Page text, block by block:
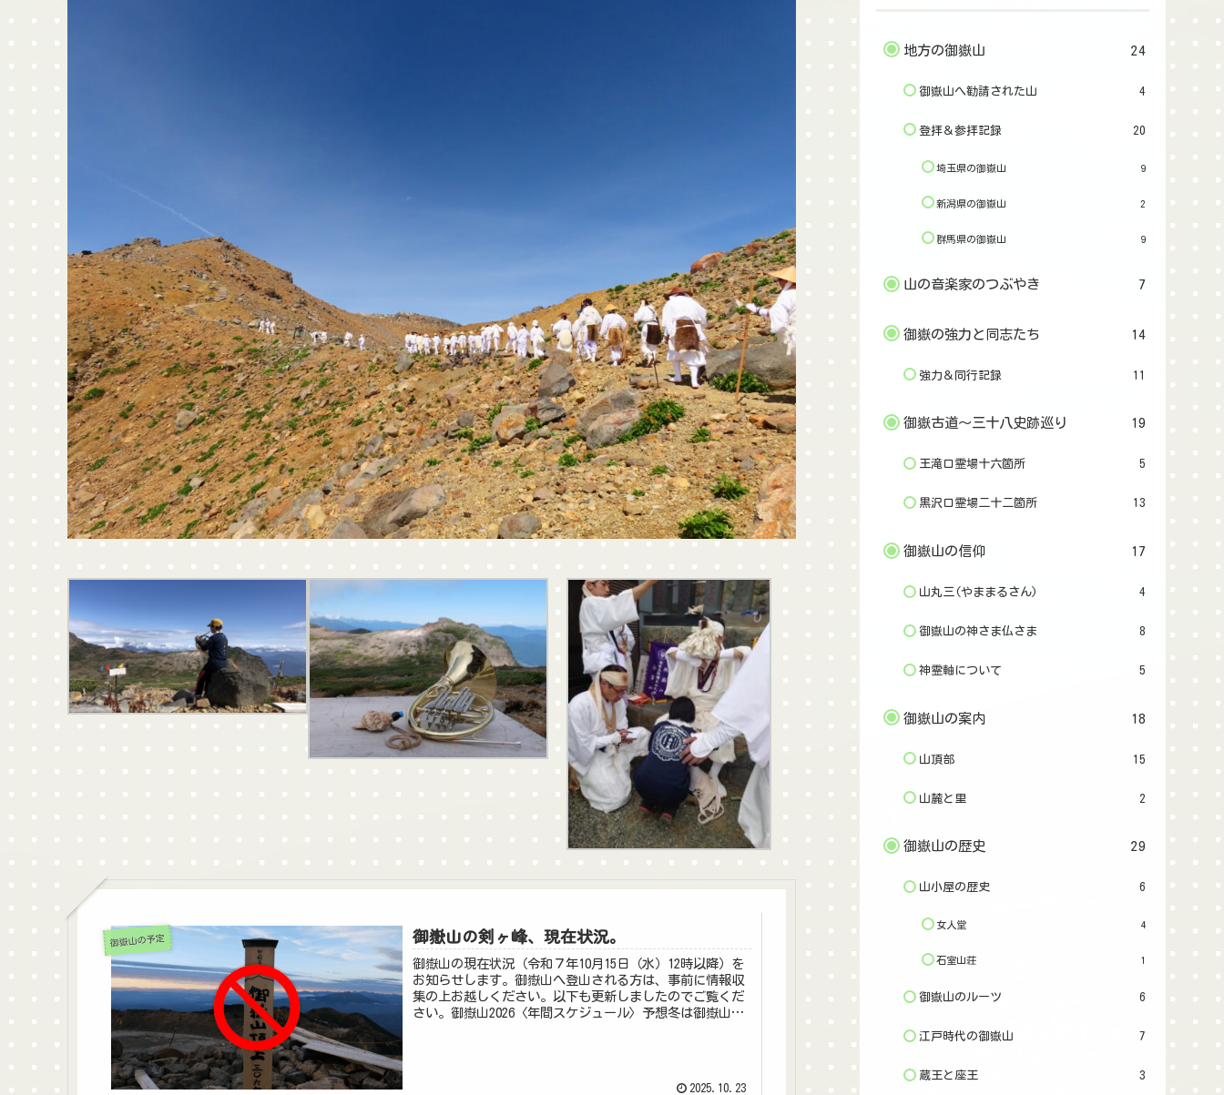
御嶽山の予定 御嶽山の剣ヶ峰、現在状況。
御嶽山の現在状況（令和７年10月15日（水）12時以降）を
お知らせします。御嶽山へ登山される方は、事前に情報収
集の上お越しください。以下も更新しましたのでご覧くだ
さい。御嶽山2026〈年間スケジュール〉予想冬は御嶽山へ
2025.10.23
地方の御嶽山 24
御嶽山へ勧請された山 4
登拝＆参拝記録 20
埼玉県の御嶽山 9
新潟県の御嶽山 2
群馬県の御嶽山 9
山の音楽家のつぶやき 7
御嶽の強力と同志たち 14
強力＆同行記録 11
御嶽古道〜三十八史跡巡り 19
王滝口霊場十六箇所 5
黒沢口霊場二十二箇所 13
御嶽山の信仰 17
山丸三(やままるさん) 4
御嶽山の神さま仏さま 8
神霊軸について 5
御嶽山の案内 18
山頂部 15
山麓と里 2
御嶽山の歴史 29
山小屋の歴史 6
女人堂 4
石室山荘 1
御嶽山のルーツ 6
江戸時代の御嶽山 7
蔵王と座王 3